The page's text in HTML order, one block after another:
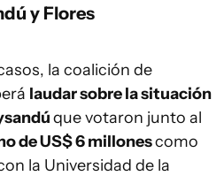
y Flores
la coalición de
laudar sobre la situación
que votaron junto al
de US$ 6 millonescomo
la Universidad de la